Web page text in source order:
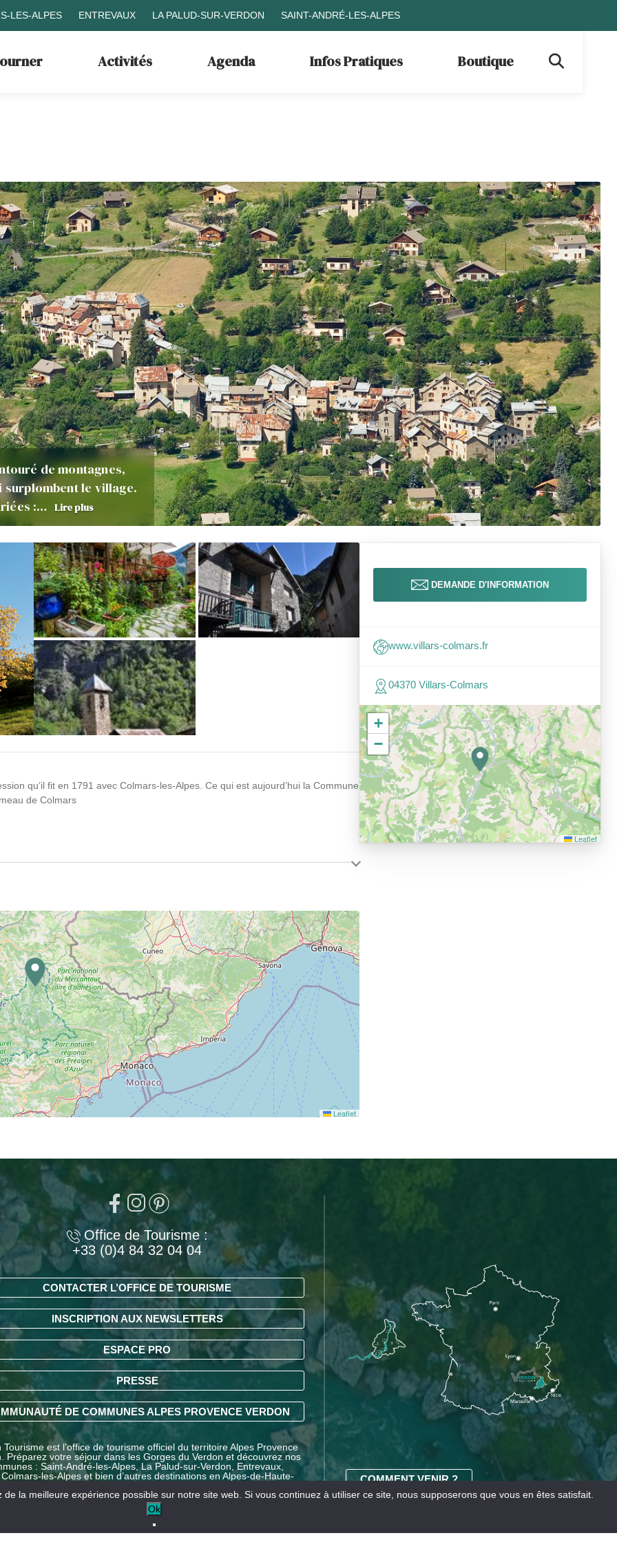
LES-ALPES ENTREVAUX LA PALUD-SUR-VERDON SAINT-ANDRÉ-LES-ALPES
Activités Agenda Infos Pratiques Boutique
de montagnes,
surplombent le village.
:… Lire plus
qu’il fit en 1791 avec Colmars-les-Alpes. Ce qui est aujourd’hui la Commune
de Colmars
Leaflet
DEMANDE D'INFORMATION
www.villars-colmars.fr
04370 Villars-Colmars
+
−
Leaflet
Office de Tourisme :
+33 (0)4 84 32 04 04
CONTACTER L’OFFICE DE TOURISME
INSCRIPTION AUX NEWSLETTERS
ESPACE PRO
PRESSE
DE COMMUNES ALPES PROVENCE VERDON
Tourisme est l’office de tourisme officiel du territoire Alpes Provence
Préparez votre séjour dans les Gorges du Verdon et découvrez nos
: Saint-André-les-Alpes, La Palud-sur-Verdon, Entrevaux,
les-Alpes et bien d’autres destinations en Alpes-de-Haute-
COMMENT VENIR ?
partenaires
la meilleure expérience possible sur notre site web. Si vous continuez à utiliser ce site, nous supposerons que vous en êtes satisfait.
Ok